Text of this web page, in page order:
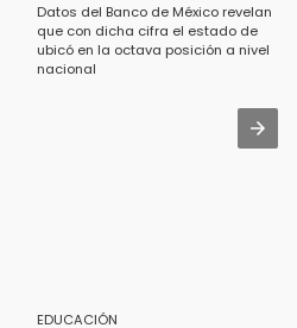
Datos del Banco de México revelan
que con dicha cifra el estado de
ubicó en la octava posición a nivel
nacional
EDUCACIÓN